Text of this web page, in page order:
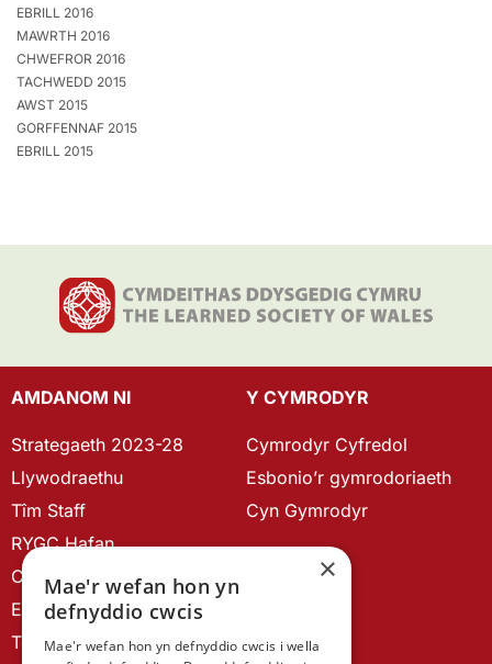
EBRILL 2016
MAWRTH 2016
CHWEFROR 2016
TACHWEDD 2015
AWST 2015
GORFFENNAF 2015
EBRILL 2015
AMDANOM NI
Strategaeth 2023-28
Llywodraethu
Tîm Staff
RYGC Hafan
Canllawiau brandio
Ein Hanes
Telerau ac Amodau
Y CYMRODYR
Cymrodyr Cyfredol
Esbonio’r gymrodoriaeth
Cyn Gymrodyr
×
Mae'r wefan hon yn
defnyddio cwcis
Mae'r wefan hon yn defnyddio cwcis i wella